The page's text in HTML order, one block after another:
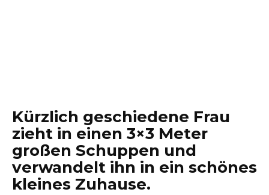
Kürzlich geschiedene Frau
zieht in einen 3×3 Meter
großen Schuppen und
verwandelt ihn in ein schönes
kleines Zuhause.